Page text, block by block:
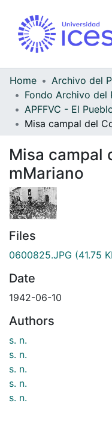
Home
Misa campal
mMariano
Files
0600825.JPG (41.75
Date
1942-06-10
Authors
s. n.
s. n.
s. n.
s. n.
s. n.